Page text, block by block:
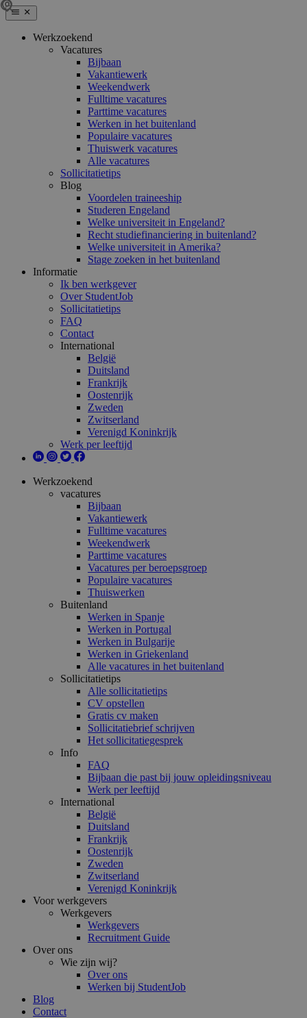
Werkzoekend
Vacatures
Bijbaan
Vakantiewerk
Weekendwerk
Fulltime vacatures
Parttime vacatures
Werken in het buitenland
Populaire vacatures
Thuiswerk vacatures
Alle vacatures
Sollicitatietips
Blog
Voordelen traineeship
Studeren Engeland
Welke universiteit in Engeland?
Recht studiefinanciering in buitenland?
Welke universiteit in Amerika?
Stage zoeken in het buitenland
Informatie
Ik ben werkgever
Over StudentJob
Sollicitatietips
FAQ
Contact
International
België
Duitsland
Frankrijk
Oostenrijk
Zweden
Zwitserland
Verenigd Koninkrijk
Werk per leeftijd
Werkzoekend
vacatures
Bijbaan
Vakantiewerk
Fulltime vacatures
Weekendwerk
Parttime vacatures
Vacatures per beroepsgroep
Populaire vacatures
Thuiswerken
Buitenland
Werken in Spanje
Werken in Portugal
Werken in Bulgarije
Werken in Griekenland
Alle vacatures in het buitenland
Sollicitatietips
Alle sollicitatietips
CV opstellen
Gratis cv maken
Sollicitatiebrief schrijven
Het sollicitatiegesprek
Info
FAQ
Bijbaan die past bij jouw opleidingsniveau
Werk per leeftijd
International
België
Duitsland
Frankrijk
Oostenrijk
Zweden
Zwitserland
Verenigd Koninkrijk
Voor werkgevers
Werkgevers
Werkgevers
Recruitment Guide
Over ons
Wie zijn wij?
Over ons
Werken bij StudentJob
Blog
Contact